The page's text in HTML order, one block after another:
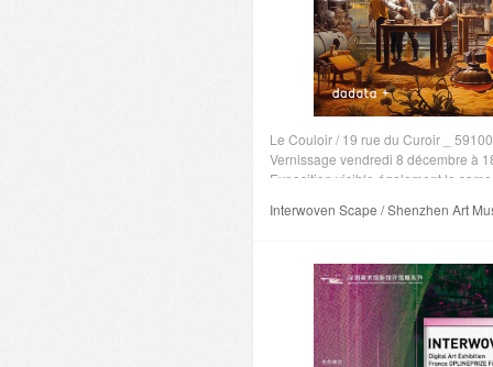
parcourt, s’arpente, se contracte et
Virginie Jux
3 ans ago
Le Couloir / 19 rue du Curoir _
Vernissage vendredi 8 décembre à
Exposition visible également le
Ferreira, Rohan Graëffly, Virginie
Guillaume Krick, Christophe
Raphael Morère, Jérôme Progin,
Tourte, Hervé Waguet
Interwoven Scape / Shenzhen Art